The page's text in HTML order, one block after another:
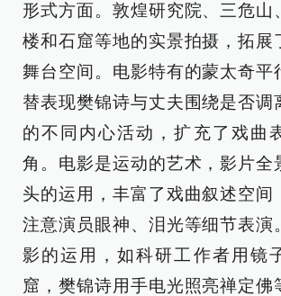
形式方面。敦煌研究院、三危山
楼和石窟等地的实景拍摄，拓展
舞台空间。电影特有的蒙太奇平
替表现樊锦诗与丈夫围绕是否调
的不同内心活动，扩充了戏曲
角。电影是运动的艺术，影片全
头的运用，丰富了戏曲叙述空间
注意演员眼神、泪光等细节表演
影的运用，如科研工作者用镜
窟，樊锦诗用手电光照亮禅定佛